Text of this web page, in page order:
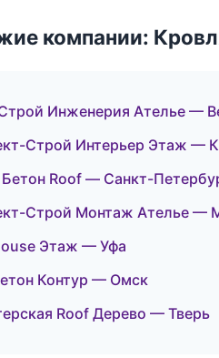
компании:
Инженерия Ателье —
Строй Интерьер Этаж —
Roof — Санкт-
Строй Монтаж Ателье —
Этаж — Уфа
Контур — Омск
Roof Дерево — Тверь